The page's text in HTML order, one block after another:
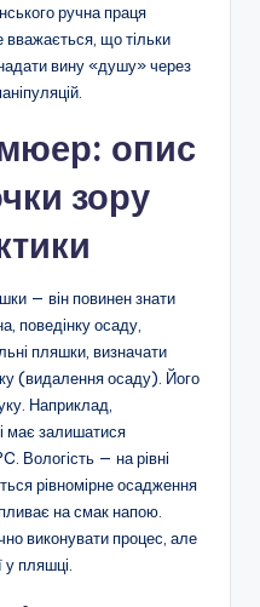
ручна праця
що тільки
вину «душу» через
опис
зору
— він повинен знати
поведінку осаду,
пляшки, визначати
(видалення осаду). Його
Наприклад,
має залишатися
Вологість — на рівні
рівномірне осадження
на смак напою.
виконувати процес, але
у пляшці.